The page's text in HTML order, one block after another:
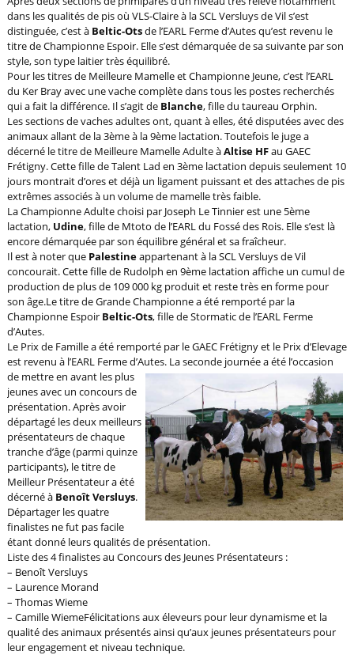
dans les qualités de pis où VLS-Claire à la SCL Versluys de Vil s’est
distinguée, c’est à Beltic-Otsde l’EARL Ferme d’Autes qu’est revenu le
titre de Championne Espoir. Elle s’est démarquée de sa suivante par son
style, son type laitier très équilibré.
Pour les titres de Meilleure Mamelle et Championne Jeune, c’est l’EARL
du Ker Bray avec une vache complète dans tous les postes recherchés
qui a fait la différence. Il s’agit de Blanche, fille du taureau Orphin.
Les sections de vaches adultes ont, quant à elles, été disputées avec des
animaux allant de la 3ème à la 9ème lactation. Toutefois le juge a
décerné le titre de Meilleure Mamelle Adulte àAltise HFau GAEC
Frétigny. Cette fille de Talent Lad en 3ème lactation depuis seulement 10
jours montrait d’ores et déjà un ligament puissant et des attaches de pis
extrêmes associés à un volume de mamelle très faible.
La Championne Adulte choisi par Joseph Le Tinnier est une 5ème
lactation, Udine, fille de Mtoto de l’EARL du Fossé des Rois. Elle s’est là
encore démarquée par son équilibre général et sa fraîcheur.
Il est à noter que Palestineappartenant à la SCL Versluys de Vil
concourait. Cette fille de Rudolph en 9ème lactation affiche un cumul de
production de plus de 109 000 kg produit et reste très en forme pour
son âge.Le titre de Grande Championne a été remporté par la
Championne Espoir Beltic-Ots, fille de Stormatic de l’EARL Ferme
d’Autes.
Le Prix de Famille a été remporté par le GAEC Frétigny et le Prix d’Elevage
est revenu à l’EARL Ferme d’Autes. La seconde journée a été l’occasion
de mettre en avant les plus
jeunes avec un concours de
présentation. Après avoir
départagé les deux meilleurs
présentateurs de chaque
tranche d’âge (parmi quinze
participants), le titre de
Meilleur Présentateur a été
décerné à Benoît Versluys.
Départager les quatre
finalistes ne fut pas facile
étant donné leurs qualités de présentation.
Liste des 4 finalistes au Concours des Jeunes Présentateurs :
– Benoît Versluys
– Laurence Morand
– Thomas Wieme
– Camille WiemeFélicitations aux éleveurs pour leur dynamisme et la
qualité des animaux présentés ainsi qu’aux jeunes présentateurs pour
leur engagement et niveau technique.